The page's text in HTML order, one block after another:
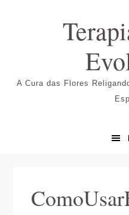
A Cura das Flores